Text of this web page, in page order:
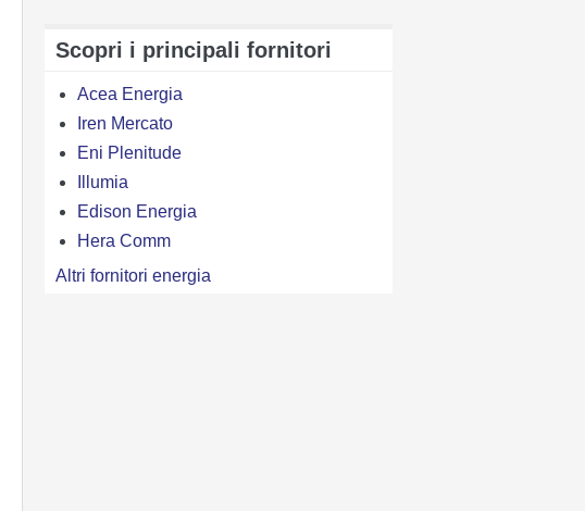
Scopri i principali fornitori
Acea Energia
Iren Mercato
Eni Plenitude
Illumia
Edison Energia
Hera Comm
Altri fornitori energia